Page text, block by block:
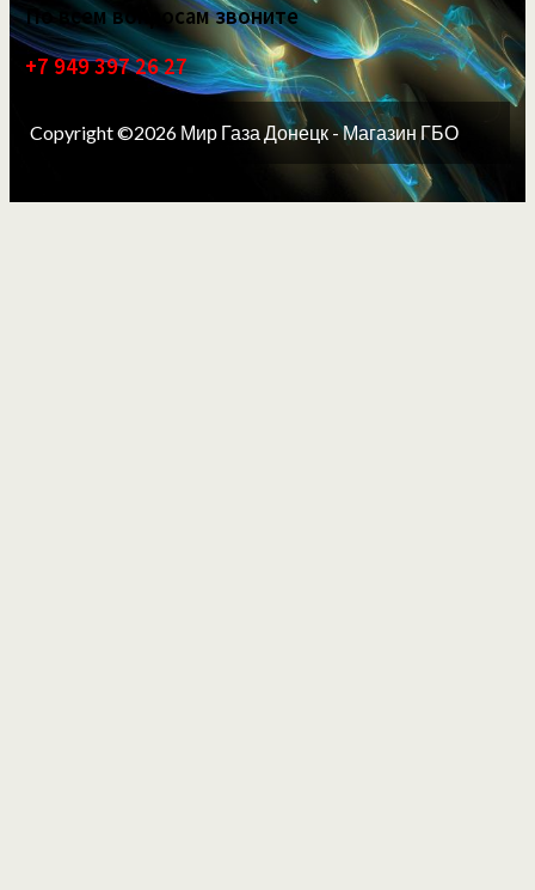
По всем вопросам звоните
+7 949 397 26 27
Copyright ©2026 Мир Газа Донецк - Магазин ГБО